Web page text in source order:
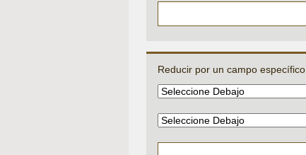
Reducir por un campo específico